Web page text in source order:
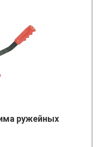
ружейных